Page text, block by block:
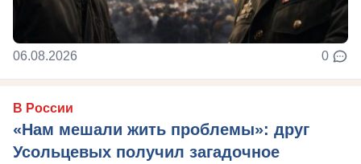
06.08.2026 0
В России
«Нам мешали жить проблемы»: друг
Усольцевых получил загадочное